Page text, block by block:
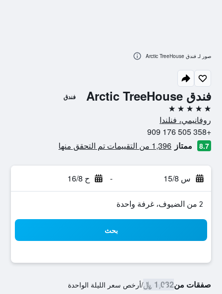
فندق Arctic TreeHouse فندق
5 نجوم
روفانيمي، فنلندا
+358 505 176 909
8.7 ممتاز 1,396 من التقييمات تم التحقق منها
س 15/8 - ح 16/8
2 من الضيوف، غرفة واحدة
بحث
صفقات من1,032 ﷼ /أرخص سعر الليلة الواحدة
صور لـ فندق Arctic TreeHouse